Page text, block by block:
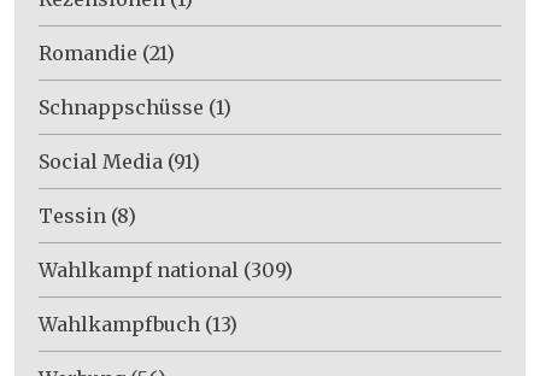
Romandie (21)
Schnappschüsse (1)
Social Media (91)
Tessin (8)
Wahlkampf national (309)
Wahlkampfbuch (13)